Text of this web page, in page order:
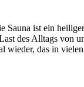
ist ein
des Alltags von
wieder, das in